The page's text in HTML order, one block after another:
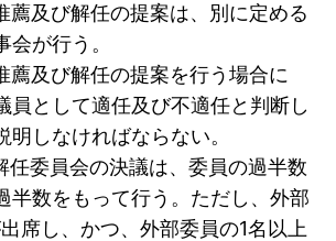
薦及び解任の提案は、別に定める
が行う。
薦及び解任の提案を行う場合に
員として適任及び不適任と判断し
明しなければならない。
任委員会の決議は、委員の過半数
半数をもって行う。ただし、外部
席し、かつ、外部委員の1名以上